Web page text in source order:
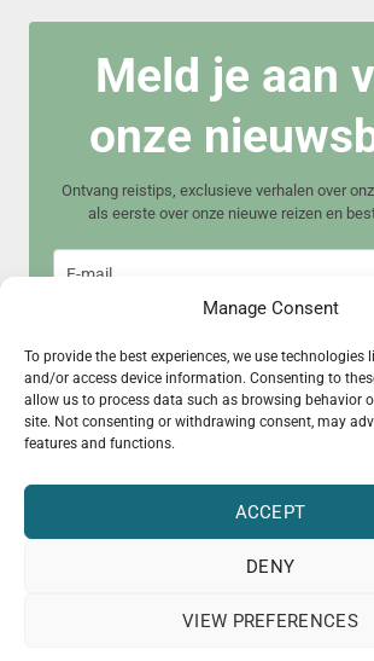
Manage Consent
To provide the best experiences, we use technologies
and/or access device information. Consenting to
allow us to process data such as browsing behavior
site. Not consenting or withdrawing consent, may
features and functions.
ACCEPT
DENY
VIEW PREFERENCES
Meld je aan
onze
Ontvang reistips, exclusieve verhalen over
als eerste over onze nieuwe reizen en
Meld je aan
© 2015 – 2025 CultureRoad